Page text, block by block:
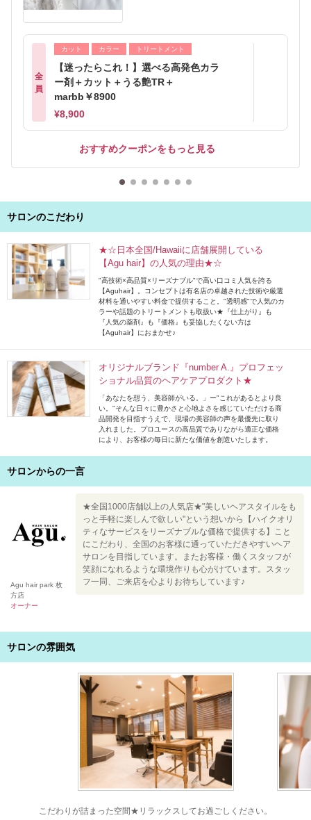
全
員
カット カラー トリートメント
【迷ったらこれ！】選べる高発色カラ
ー剤＋カット＋うる艶TR＋
marbb￥8900
¥8,900
おすすめクーポンをもっと見る
サロンのこだわり
★☆日本全国/Hawaiiに店舗展開している
【Agu hair】の人気の理由★☆
"高技術×高品質×リーズナブル"で高い口コミ人気を誇る
【Aguhair】。コンセプトは有名店の卓越された技術や厳選
材料を通いやすい料金で提供すること。"透明感"で人気のカ
ラーや話題のトリートメントも取扱い★『仕上がり』も
『人気の薬剤』も『価格』も妥協したくない方は
【Aguhair】におまかせ♪
オリジナルブランド『number A.』プロフェッ
ショナル品質のヘアケアプロダクト★
「あなたを想う、美容師がいる。」ー"これがあるとより良
い。"そんな日々に豊かさと心地よさを感じていただける商
品開発を目指すうえで、現場の美容師の声を最優先に取り
入れました。プロユースの高品質でありながら適正な価格
により、お客様の毎日に新たな価値を創造いたします。
サロンからの一言
Agu hair park 枚
方店
オーナー
★全国1000店舗以上の人気店★"美しいヘアスタイルをも
っと手軽に楽しんで欲しい"という想いから【ハイクオリ
ティなサービスをリーズナブルな価格で提供する】こと
にこだわり、全国のお客様に通っていただきやすいヘア
サロンを目指しています。またお客様・働くスタッフが
笑顔になれるような環境作りも心がけています。スタッ
フ一同、ご来店を心よりお待ちしています♪
サロンの雰囲気
こだわりが詰まった空間★リラックスしてお過ごしください。